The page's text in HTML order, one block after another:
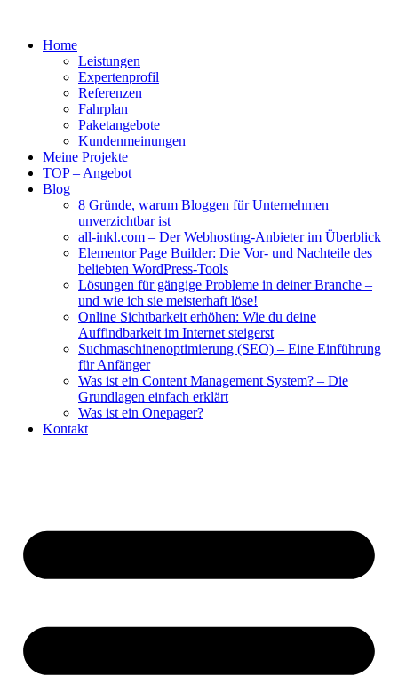
Home
Leistungen
Expertenprofil
Referenzen
Fahrplan
Paketangebote
Kundenmeinungen
Meine Projekte
TOP – Angebot
Blog
8 Gründe, warum Bloggen für Unternehmen
unverzichtbar ist
all-inkl.com – Der Webhosting-Anbieter im Überblick
Elementor Page Builder: Die Vor- und Nachteile des
beliebten WordPress-Tools
Lösungen für gängige Probleme in deiner Branche –
und wie ich sie meisterhaft löse!
Online Sichtbarkeit erhöhen: Wie du deine
Auffindbarkeit im Internet steigerst
Suchmaschinenoptimierung (SEO) – Eine Einführung
für Anfänger
Was ist ein Content Management System? – Die
Grundlagen einfach erklärt
Was ist ein Onepager?
Kontakt